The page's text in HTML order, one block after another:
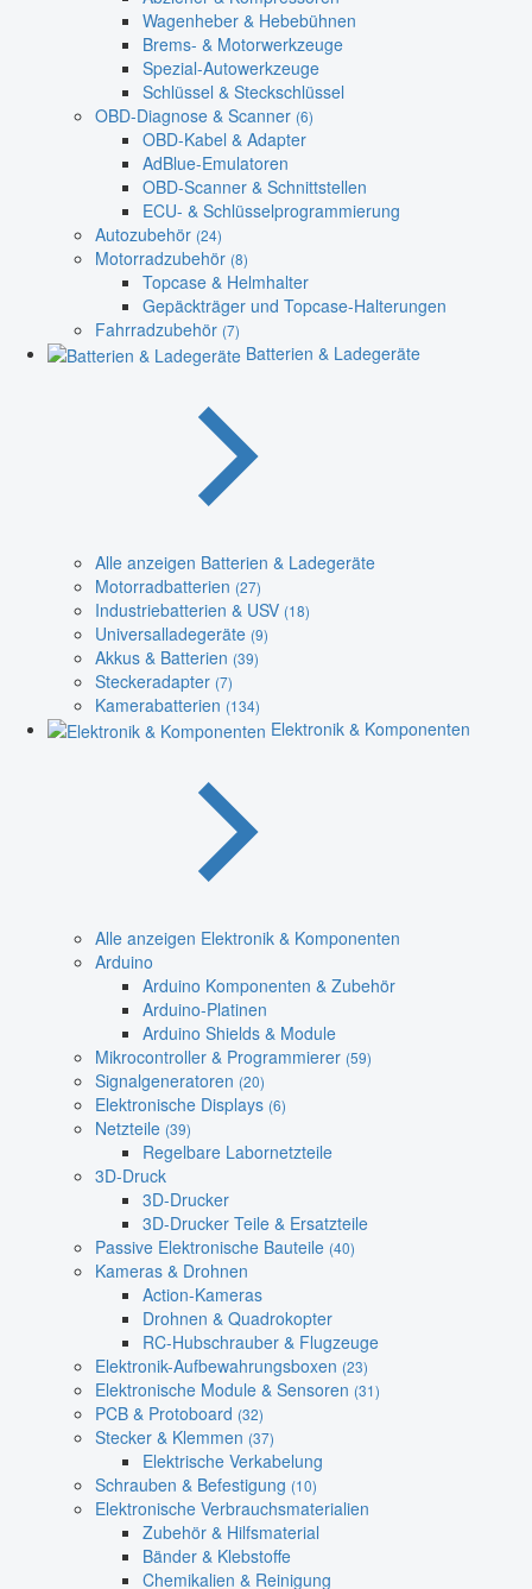
Wagenheber & Hebebühnen
Brems- & Motorwerkzeuge
Spezial-Autowerkzeuge
Schlüssel & Steckschlüssel
OBD-Diagnose & Scanner (6)
OBD-Kabel & Adapter
AdBlue-Emulatoren
OBD-Scanner & Schnittstellen
ECU- & Schlüsselprogrammierung
Autozubehör (24)
Motorradzubehör (8)
Topcase & Helmhalter
Gepäckträger und Topcase-Halterungen
Fahrradzubehör (7)
Batterien & Ladegeräte
Alle anzeigen Batterien & Ladegeräte
Motorradbatterien (27)
Industriebatterien & USV (18)
Universalladegeräte (9)
Akkus & Batterien (39)
Steckeradapter (7)
Kamerabatterien (134)
Elektronik & Komponenten
Alle anzeigen Elektronik & Komponenten
Arduino
Arduino Komponenten & Zubehör
Arduino-Platinen
Arduino Shields & Module
Mikrocontroller & Programmierer (59)
Signalgeneratoren (20)
Elektronische Displays (6)
Netzteile (39)
Regelbare Labornetzteile
3D-Druck
3D-Drucker
3D-Drucker Teile & Ersatzteile
Passive Elektronische Bauteile (40)
Kameras & Drohnen
Action-Kameras
Drohnen & Quadrokopter
RC-Hubschrauber & Flugzeuge
Elektronik-Aufbewahrungsboxen (23)
Elektronische Module & Sensoren (31)
PCB & Protoboard (32)
Stecker & Klemmen (37)
Elektrische Verkabelung
Schrauben & Befestigung (10)
Elektronische Verbrauchsmaterialien
Zubehör & Hilfsmaterial
Bänder & Klebstoffe
Chemikalien & Reinigung